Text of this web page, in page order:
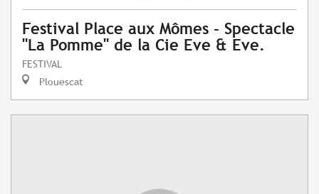
Festival Place aux Mômes - Spectacle
"La Pomme" de la Cie Eve & Eve.
FESTIVAL
Plouescat